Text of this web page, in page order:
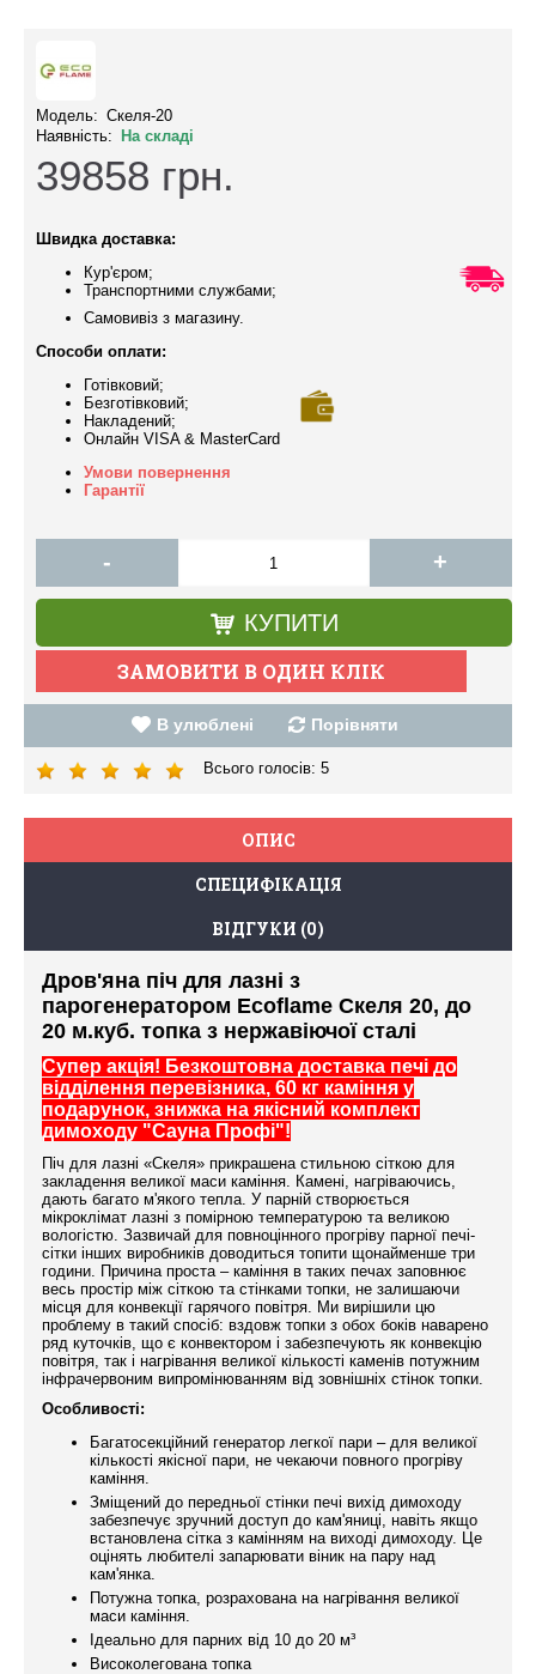
Модель: Скеля-20
Наявність:
На складі
39858 грн.
Швидка доставка:
Кур'єром;
Транспортними службами;
Самовивіз з магазину.
Способи оплати:
Готівковий;
Безготівковий;
Накладений;
Онлайн VISA & MasterCard
Умови повернення
Гарантії
- +
КУПИТИ
В улюблені Порівняти
Всього голосів: 5
ОПИС
СПЕЦИФІКАЦІЯ
ВІДГУКИ (0)
Дров'яна піч для лазні з
парогенератором Ecoflame Скеля 20, до
20 м.куб. топка з нержавіючої сталі
Супер акція! Безкоштовна доставка печі до
відділення перевізника, 60 кг каміння у
подарунок, знижка на якісний комплект
димоходу "Сауна Профі"!
Піч для лазні «Скеля» прикрашена стильною сіткою для
закладення великої маси каміння. Камені, нагріваючись,
дають багато м'якого тепла. У парній створюється
мікроклімат лазні з помірною температурою та великою
вологістю. Зазвичай для повноцінного прогріву парної печі-
сітки інших виробників доводиться топити щонайменше три
години. Причина проста – каміння в таких печах заповнює
весь простір між сіткою та стінками топки, не залишаючи
місця для конвекції гарячого повітря. Ми вирішили цю
проблему в такий спосіб: вздовж топки з обох боків наварено
ряд куточків, що є конвектором і забезпечують як конвекцію
повітря, так і нагрівання великої кількості каменів потужним
інфрачервоним випромінюванням від зовнішніх стінок топки.
Особливості:
Багатосекційний генератор легкої пари – для великої
кількості якісної пари, не чекаючи повного прогріву
каміння.
Зміщений до передньої стінки печі вихід димоходу
забезпечує зручний доступ до кам'яниці, навіть якщо
встановлена ​​сітка з камінням на виході димоходу. Це
оцінять любителі запарювати віник на пару над
кам'янка.
Потужна топка, розрахована на нагрівання великої
маси каміння.
Ідеально для парних від 10 до 20 м³
Високолегована топка